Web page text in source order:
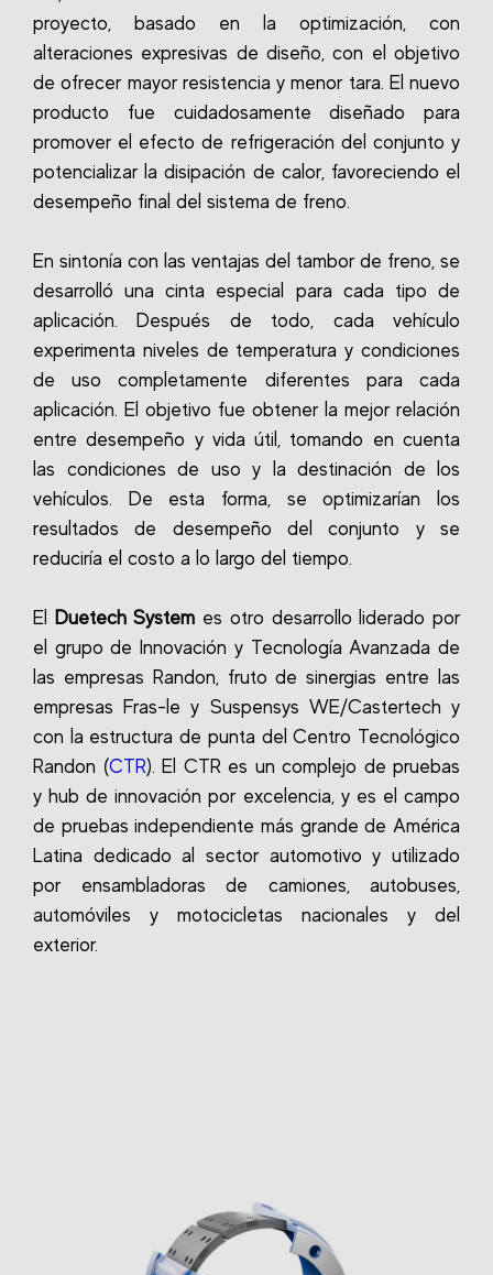
proyecto, basado en la optimización, con
alteraciones expresivas de diseño, con el objetivo
de ofrecer mayor resistencia y menor tara. El nuevo
producto fue cuidadosamente diseñado para
promover el efecto de refrigeración del conjunto y
potencializar la disipación de calor, favoreciendo el
desempeño final del sistema de freno.
En sintonía con las ventajas del tambor de freno, se
desarrolló una cinta especial para cada tipo de
aplicación. Después de todo, cada vehículo
experimenta niveles de temperatura y condiciones
de uso completamente diferentes para cada
aplicación. El objetivo fue obtener la mejor relación
entre desempeño y vida útil, tomando en cuenta
las condiciones de uso y la destinación de los
vehículos. De esta forma, se optimizarían los
resultados de desempeño del conjunto y se
reduciría el costo a lo largo del tiempo.
El Duetech System es otro desarrollo liderado por
el grupo de Innovación y Tecnología Avanzada de
las empresas Randon, fruto de sinergias entre las
empresas Fras-le y Suspensys WE/Castertech y
con la estructura de punta del Centro Tecnológico
Randon (CTR). El CTR es un complejo de pruebas
y hub de innovación por excelencia, y es el campo
de pruebas independiente más grande de América
Latina dedicado al sector automotivo y utilizado
por ensambladoras de camiones, autobuses,
automóviles y motocicletas nacionales y del
exterior.